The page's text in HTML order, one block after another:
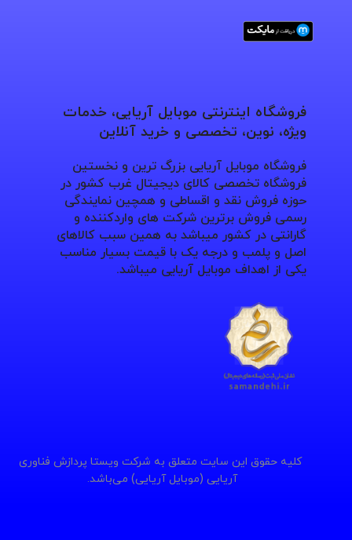
فروشگاه اینترنتی موبایل آریایی، خدمات
ویژه، نوین، تخصصی و خرید آنلاین
فروشگاه موبایل آریایی بزرگ ترین و نخستین
فروشگاه تخصصی کالای دیجیتال غرب کشور در
حوزه فروش نقد و اقساطی و همچین نمایندگی
رسمی فروش برترین شرکت های واردکننده و
گارانتی در کشور میباشد به همین سبب کالاهای
اصل و پلمب و درجه یک با قیمت بسیار مناسب
یکی از اهداف موبایل آریایی میباشد.
کلیه حقوق این سایت متعلق به شرکت ویستا پردازش فناوری
آریایی (موبایل آریایی) می‌باشد.